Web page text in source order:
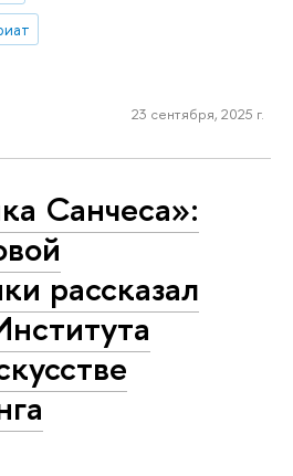
23 сентября, 2025 г.
Санчеса»:
рассказал